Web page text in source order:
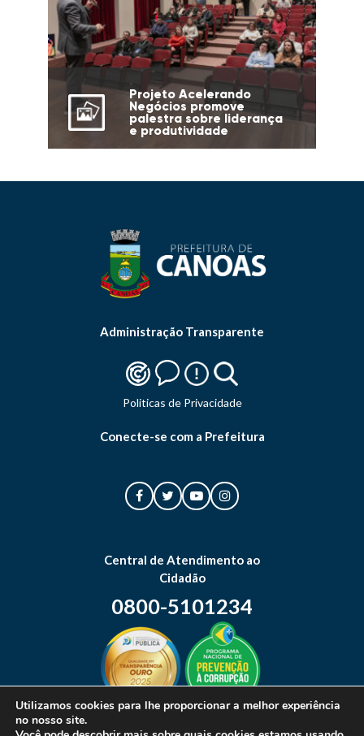
Projeto Acelerando
Negócios promove
palestra sobre liderança
e produtividade
Administração Transparente
Politicas de Privacidade
Conecte-se com a Prefeitura
Central de Atendimento ao
Cidadão
0800-5101234
Utilizamos cookies para lhe proporcionar a melhor experiência
no nosso site.